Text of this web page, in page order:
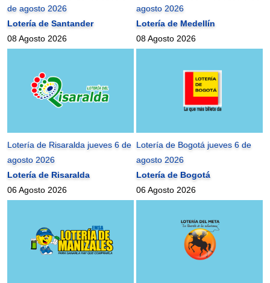
de agosto 2026
Lotería de Santander
08 Agosto 2026
agosto 2026
Lotería de Medellín
08 Agosto 2026
Lotería de Risaralda jueves 6 de
agosto 2026
Lotería de Risaralda
06 Agosto 2026
Lotería de Bogotá jueves 6 de
agosto 2026
Lotería de Bogotá
06 Agosto 2026